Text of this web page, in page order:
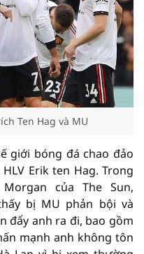
Ten Hag và MU
giới bóng đá chao đảo
Erik ten Hag. Trong
của The Sun,
bị MU phản bội và
đẩy anh ra đi, bao gồm
mạnh anh không tôn